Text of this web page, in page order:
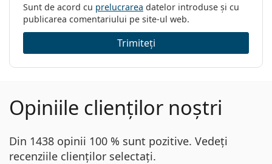
Sunt de acord cu prelucrarea datelor introduse și cu
publicarea comentariului pe site-ul web.
Trimiteți
Opiniile clienților noștri
Din 1438 opinii 100 % sunt pozitive. Vedeți
recenziile clienților selectați.